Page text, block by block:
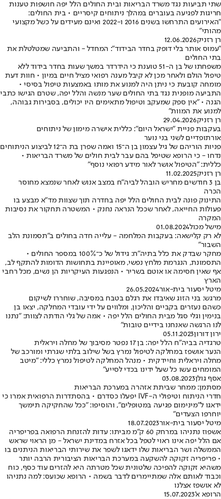
שתי תביעות נגד משרד הבריאות ובית החולים הלל יפה חושפות טענות
חריגות לפגיעה בעוברים במהלך ניתוחים קיסריים • בית החולים:
"האירועים התרחשו בשנים 2016 ו-2022 ואינם מעידים על כשל מקצועי
מהותי"
רן רזניק12.06.2026
"עמוס אותר בלי דופק בחדר הבידוד": המחדל - והתביעה שמטלטלת את
בתי החולים
משפחתו של בן ה-51 טוענת כי הידרדר במשך שעות בחדר בידוד ללא
טיפול הולם ולאחר מכן לא קיבל מענה רפואי מציל חיים במיון • חוות דעת
מומחה קובעת כי ניתן היה למנוע את מותו באמצעות טיפול בסיסי •
התביעה מופנית נגד בתי החולים שער מנשה והלל יפה, שטרם הגישו כתבי
הגנה • "אין ספק שמעקב וטיפול מתאימים היו יכולים, בסבירות גבוהה,
למנוע את המוות"
רן רזניק29.04.2026
בעקבות פניית "ישראל היום": כללית אישרה מימון של ניתוחים
אורתופדיים לשני בני נוער
פניות הוריהם של גיל עצמון בן ה־15 ואמה שפרן בת ה־12 לביצוע הניתוחים
נדחו - כי הרופא שטיפל בהם עבר לבית חולים של משרד הבריאות •
כללית: "הטיפול אושר לאור מידע רפואי נוסף"
רן רזניק11.02.2025
בן 3 חודשים מחריש הובהל לביה"ח במצב אנוש לאחר שנמצא מחוסר
הכרה
התינוק פונה לבית החולים הלל יפה בחדרה תוך שצוות מד"א מבצע בו
פעולות החייאה, לאחר שככל הנראה נחנק • המשטרה תחקור את נסיבות
המקרה
מישל מכול01.08.2024
לא רק קלישאה: בעקבות המלחמה - עלייה חדה בחולים ב"תסמונת הלב
השבור"
מחקר שבדק את כלל בתיה"ח: גידול של כ־100% במספר החולים •
התסמונת, הנגרמת מלחץ נפשי, מאופיינת בתחושות הדומות להתקף לב,
אף שאין חסימה או אוטם בשריר • הנפגעות העיקריות הן נשים, מכל רחבי
הארץ
מיטל יסעור בית-אור26.05.2024
מרגש: בני הזוג שאיבדו את רגלם בטבח במסיבה, שוחררו לשיקום
כשהם נעזרים בקביים והליכון, ומלווים על ידי עובדי המחלקה, יצאו בן
בנימין וגלי סגל מבית החולים הלל יפה • אמה של גלי הודתה לצוות: "נתנו
לנו הרגשה שאנחנו בידיים טובות"
ירון דורון05.11.2023
טרגדיה בביה"ח הלל יפה: בן 17 נפטר מסיבוך של מחלה ויראלית
הנער אושפז במחלקה לטיפול נמרץ בשל שילוב בלתי שגרתי ומורכב של
מחלה ויראלית וחיידקית • מנהל המחלקה לטיפול נמרץ כללי: "מיטב
המומחים עשו כל שעל ידינו בכדי לסייע"
אסף גולן03.08.2023
מסתמן: ממחר שביתת אזהרה במערכת הבריאות
חדרי הניתוח וטיפולי ה-IVF יפעלו כסדרם • בהסתדרות הרפואית אמרו כי
ידאגו ל"מינימום פגיעה במטופלים", והוסיפו: "ככל שהחקיקה תימשך
יוחרפו הצעדים"
מיטל יסעור בית-אור18.07.2023
אשפוז נתניהו במרחק 60 ק"מ מביתו: עדות להזנחת הרפואה בפריפריה
אם הלל יפה אינו ראוי לטפל בכל אזרח במדינת ישראל - מן הראוי שראש
הממשלה ושר הבריאות שלו ידאגו לשפר את שירותי הבריאות הניתנים בו
• פריפריה זקוקה להשקעה במערכת הבריאות הציבורית הרבה יותר
משהיא זקוקה להפיכה שלטונית שכל מטרתה היא להזרים עוד כסף, כוח
וכבוד לאותם אלה שמתיימרים לדבר בשמה • הרופא שכועס: למה נתניהו
לא אושפז אצלנו
הרופא א'15.07.2023